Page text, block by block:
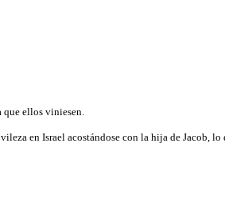
que ellos viniesen.
en Israel acostándose con la hija de Jacob, lo